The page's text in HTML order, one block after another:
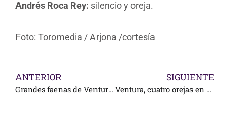
Andrés Roca Rey: silencio y oreja.
Foto: Toromedia / Arjona /cortesía
ANTERIOR
Grandes faenas de Ventura, malogradas con la espada, en Palencia
SIGUIENTE
Ventura, cuatro orejas en Alcázar de San Juan